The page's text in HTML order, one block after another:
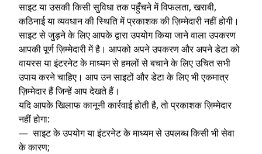
साइट या उसकी किसी सुविधा तक पहुँचने में विफलता, खराबी,
कठिनाई या व्यवधान की स्थिति में प्रकाशक की ज़िम्मेदारी नहीं होगी।
साइट से जुड़ने के लिए आपके द्वारा उपयोग किया जाने वाला उपकरण
आपकी पूर्ण ज़िम्मेदारी में है। आपको अपने उपकरण और अपने डेटा को
वायरस या इंटरनेट के माध्यम से हमलों से बचाने के लिए उचित सभी
उपाय करने चाहिए। आप उन साइटों और डेटा के लिए भी एकमात्र
ज़िम्मेदार हैं जिन्हें आप देखते हैं।
यदि आपके खिलाफ कानूनी कार्रवाई होती है, तो प्रकाशक ज़िम्मेदार
नहीं होगा:
— साइट के उपयोग या इंटरनेट के माध्यम से उपलब्ध किसी भी सेवा
के कारण;